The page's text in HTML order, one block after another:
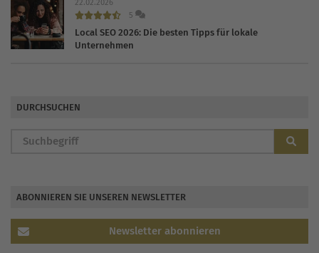
5
Local SEO 2026: Die besten Tipps für lokale
Unternehmen
DURCHSUCHEN
ABONNIEREN SIE UNSEREN NEWSLETTER
Newsletter abonnieren